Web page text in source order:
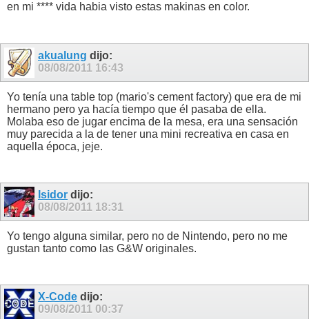
en mi **** vida habia visto estas makinas en color.
akualung dijo:
08/08/2011 16:43
Yo tenía una table top (mario's cement factory) que era de mi
hermano pero ya hacía tiempo que él pasaba de ella.
Molaba eso de jugar encima de la mesa, era una sensación
muy parecida a la de tener una mini recreativa en casa en
aquella época, jeje.
Isidor dijo:
08/08/2011 18:31
Yo tengo alguna similar, pero no de Nintendo, pero no me
gustan tanto como las G&W originales.
X-Code dijo:
09/08/2011 00:37